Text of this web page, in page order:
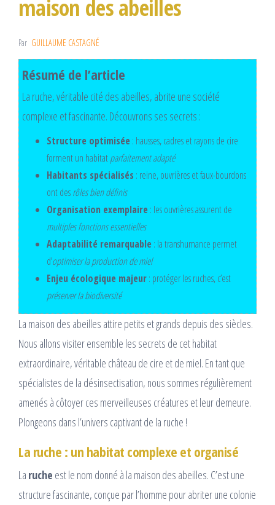
maison des abeilles
Par GUILLAUME CASTAGNÉ
Résumé de l’article
La ruche, véritable cité des abeilles, abrite une société
complexe et fascinante. Découvrons ses secrets :
Structure optimisée : hausses, cadres et rayons de cire
forment un habitatparfaitement adapté
Habitants spécialisés : reine, ouvrières et faux-bourdons
ont desrôles bien définis
Organisation exemplaire : les ouvrières assurent de
multiples fonctions essentielles
Adaptabilité remarquable : la transhumance permet
d’optimiser la production de miel
Enjeu écologique majeur: protéger les ruches, c’est
préserver la biodiversité
La maison des abeilles attire petits et grands depuis des siècles.
Nous allons visiter ensemble les secrets de cet habitat
extraordinaire, véritable château de cire et de miel. En tant que
spécialistes de la désinsectisation, nous sommes régulièrement
amenés à côtoyer ces merveilleuses créatures et leur demeure.
Plongeons dans l’univers captivant de la ruche !
La ruche : un habitat complexe et organisé
La ruche est le nom donné à la maison des abeilles. C’est une
structure fascinante, conçue par l’homme pour abriter une colonie